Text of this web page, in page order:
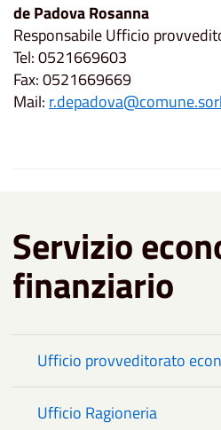
de Padova Rosanna
Responsabile Ufficio
Tel: 0521669603
Fax: 0521669669
Mail:
Servizio
finanziario
Ufficio provveditorato
Ufficio Ragioneria